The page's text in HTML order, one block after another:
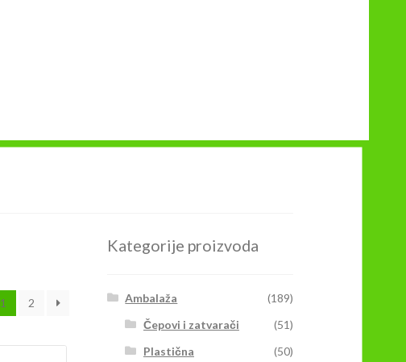
1 2
Kategorije proizvoda
Ambalaža
(189)
Čepovi i zatvarači
(51)
Plastična
(50)